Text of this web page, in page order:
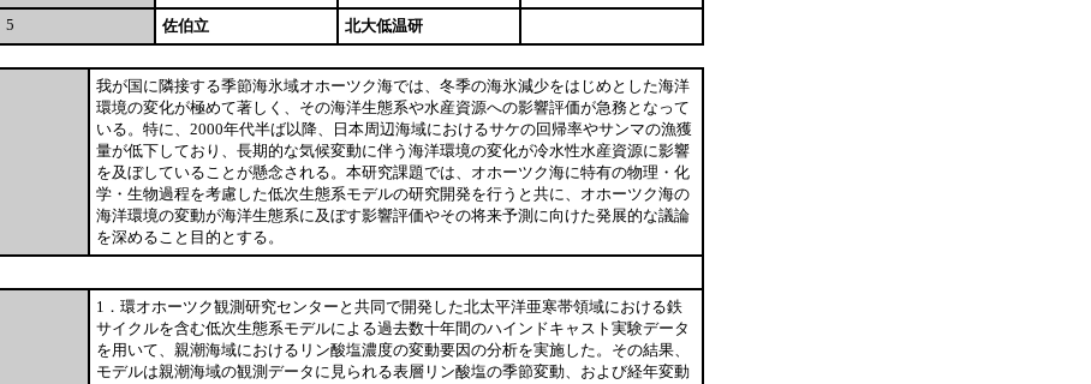
5
佐伯立 北大低温研
我が国に隣接する季節海氷域オホーツク海では、冬季の海氷減少をはじめとした海洋
環境の変化が極めて著しく、その海洋生態系や水産資源への影響評価が急務となって
いる。特に、2000年代半ば以降、日本周辺海域におけるサケの回帰率やサンマの漁獲
量が低下しており、長期的な気候変動に伴う海洋環境の変化が冷水性水産資源に影響
を及ぼしていることが懸念される。本研究課題では、オホーツク海に特有の物理・化
学・生物過程を考慮した低次生態系モデルの研究開発を行うと共に、オホーツク海の
海洋環境の変動が海洋生態系に及ぼす影響評価やその将来予測に向けた発展的な議論
を深めること目的とする。
1．環オホーツク観測研究センターと共同で開発した北太平洋亜寒帯領域における鉄
サイクルを含む低次生態系モデルによる過去数十年間のハインドキャスト実験データ
を用いて、親潮海域におけるリン酸塩濃度の変動要因の分析を実施した。その結果、
モデルは親潮海域の観測データに見られる表層リン酸塩の季節変動、および経年変動